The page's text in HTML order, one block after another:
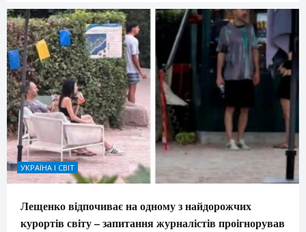
УКРАЇНА І СВІТ
Лещенко відпочиває на одному з найдорожчих
курортів світу – запитання журналістів проігнорував